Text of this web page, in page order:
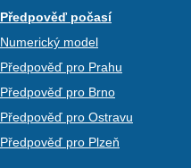
Předpověď počasí
Numerický model
Předpověď pro Prahu
Předpověď pro Brno
Předpověď pro Ostravu
Předpověď pro Plzeň